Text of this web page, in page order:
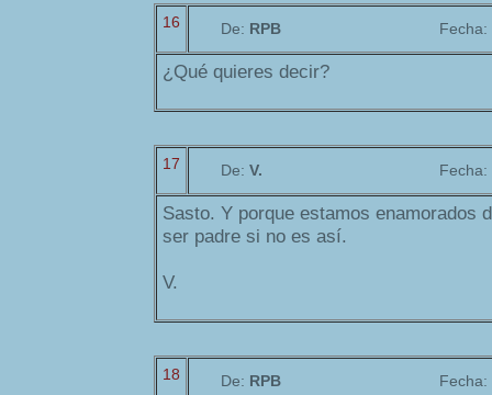
16 De: RPB Fecha:
¿Qué quieres decir?
17 De: V. Fecha:
Sasto. Y porque estamos enamorados
ser padre si no es así.
V.
18 De: RPB Fecha: